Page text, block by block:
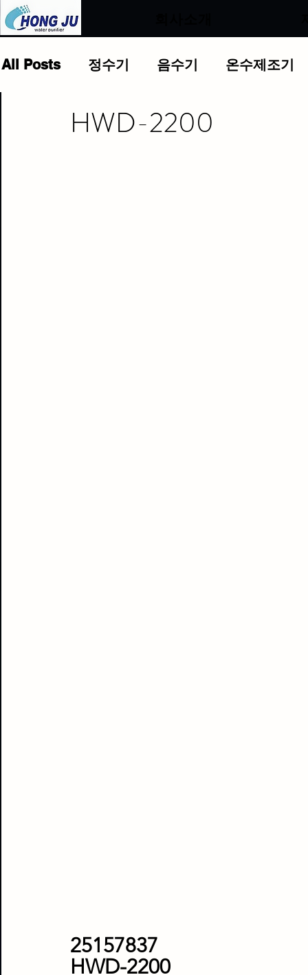
.
All Posts 정수기 음수기 온수제조기
HWD-2200
25157837
HWD-2200